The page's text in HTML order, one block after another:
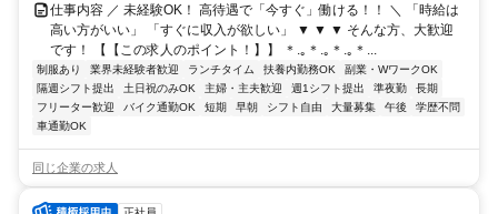
仕事内容 ／ 未経験OK！ 高待遇で「今すぐ」働ける！！ ＼ 「時給は
高い方がいい」 「すぐに収入が欲しい」 ▼ ▼ ▼ そんな方、大歓迎
です！ 【【この求人のポイント！】】 ＊.｡＊.｡＊.｡＊...
制服あり 業界未経験者歓迎 ランチタイム 扶養内勤務OK
副業・WワークOK
隔週シフト提出
土日祝のみOK 主婦・主夫歓迎 週1シフト提出 準夜勤
長期
フリーター歓迎
バイク通勤OK 短期 早朝 シフト自由 大量募集 午後
学歴不問
車通勤OK
同じ企業の求人